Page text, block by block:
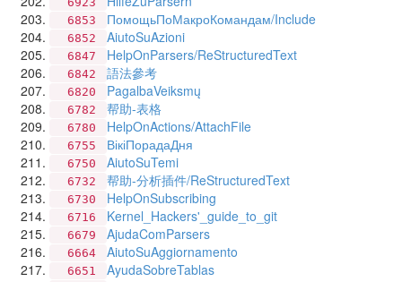
6853 ПомощьПоМакроКомандам/Include
6852 AiutoSuAzioni
6847 HelpOnParsers/ReStructuredText
6842 語法參考
6820 PagalbaVeiksmų
6782 帮助-表格
6780 HelpOnActions/AttachFile
6755 ВікіПорадаДня
6750 AiutoSuTemi
6732 帮助-分析插件/ReStructuredText
6730 HelpOnSubscribing
6716 Kernel_Hackers'_guide_to_git
6679 AjudaComParsers
6664 AiutoSuAggiornamento
6651 AyudaSobreTablas